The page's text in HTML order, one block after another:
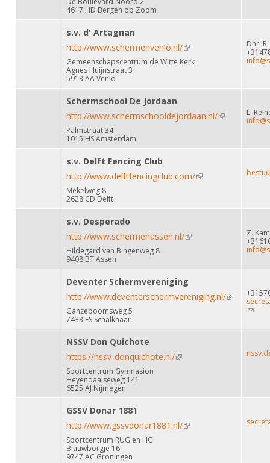
Geschiedenis van het schermen
4617 HD Bergen op Zoom
s.v. d' Artagnan
http://www.schermenvenlo.nl/(link is external)
Gemeenschapscentrum de Witte Kerk
Agnes Huijnstraat 3
5913 AA Venlo
Dhr.
Schermschool De Jordaan
http://www.schermschooldejordaan.nl/(link is
Palmstraat 34
1015 HS Amsterdam
L.
s.v. Delft Fencing Club
http://www.delftfencingclub.com/(link is external)
Mekelweg 8
2628 CD Delft
s.v. Desperado
http://www.schermenassen.nl/(link is external)
Hildegard van Bingenweg 8
9408 BT Assen
Z.
Deventer Schermvereniging
http://www.deventerschermvereniging.nl/(link is
external)
Ganzeboomsweg 5
7433 ES Schalkhaar
(link
NSSV Don Quichote
https://nssv-donquichote.nl/(link is external)
Sportcentrum Gymnasion
Heyendaalseweg 141
6525 AJ Nijmegen
GSSV Donar 1881
http://www.gssvdonar1881.nl/(link is external)
Sportcentrum RUG en HG
Blauwborgje 16
9747 AC Groningen